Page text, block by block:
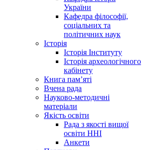
України
Кафедра філософії,
соціальних та
політичних наук
Історія
Історія Інституту
Історія археологічного
кабінету
Книга памʼяті
Вчена рада
Науково-методичні
матеріали
Якість освіти
Рада з якості вищої
освіти ННІ
Анкети